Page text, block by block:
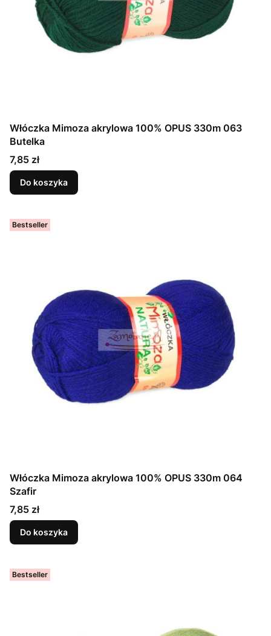
Włóczka Mimoza akrylowa 100% OPUS 330m 063
Butelka
Cena
7,85 zł
Do koszyka
Bestseller
Włóczka Mimoza akrylowa 100% OPUS 330m 064
Szafir
Cena
7,85 zł
Do koszyka
Bestseller